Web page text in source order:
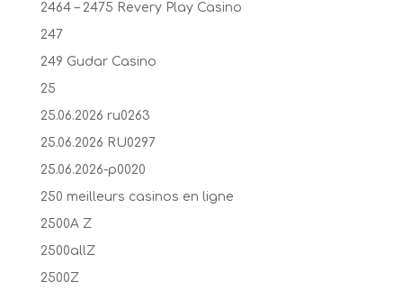
2464 – 2475 Revery Play Casino
247
249 Gudar Casino
25
25.06.2026 ru0263
25.06.2026 RU0297
25.06.2026-p0020
250 meilleurs casinos en ligne
2500A Z
2500allZ
2500Z